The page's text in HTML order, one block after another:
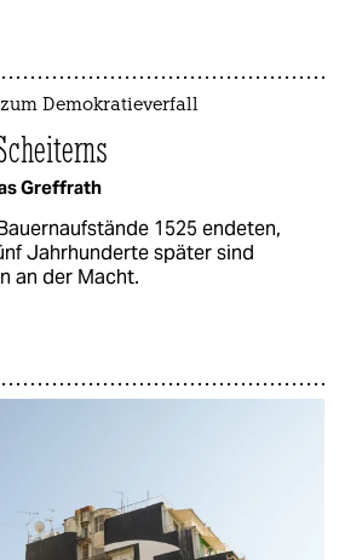
Demokratieverfall
Greffrath
1525 endeten,
Jahrhunderte später sind
an der Macht.